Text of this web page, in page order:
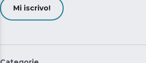
Mi iscrivo!